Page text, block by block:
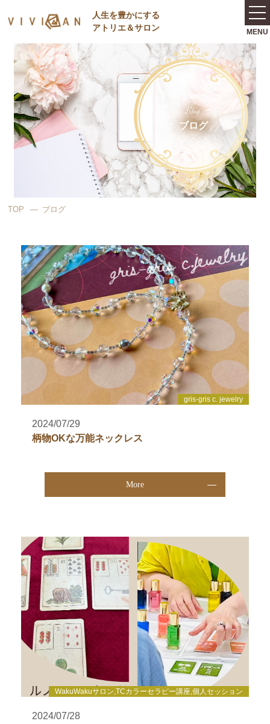
⼈⽣を豊かにする
アトリエ＆サロン
Blog
ブログ
TOP ブログ
gris-gris c. jewelry
2024/07/29
柄物OKな万能ネックレス
More
WakuWakuサロン,TCカラーセラピー講座,個人セッション
2024/07/28